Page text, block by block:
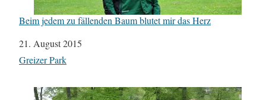
Beim jedem zu fällenden Baum blutet mir das Herz
Datum
21. August 2015
In Bezug auf
Greizer Park